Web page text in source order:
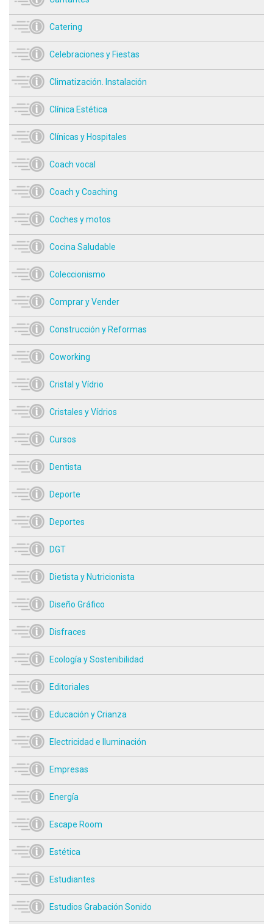
Catering
Celebraciones y Fiestas
Climatización. Instalación
Clínica Estética
Clínicas y Hospitales
Coach vocal
Coach y Coaching
Coches y motos
Cocina Saludable
Coleccionismo
Comprar y Vender
Construcción y Reformas
Coworking
Cristal y Vídrio
Cristales y Vídrios
Cursos
Dentista
Deporte
Deportes
DGT
Dietista y Nutricionista
Diseño Gráfico
Disfraces
Ecología y Sostenibilidad
Editoriales
Educación y Crianza
Electricidad e Iluminación
Empresas
Energía
Escape Room
Estética
Estudiantes
Estudios Grabación Sonido